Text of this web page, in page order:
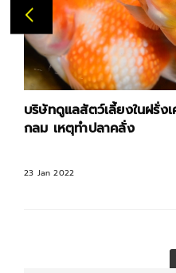
บริษัทดูแลสัตว์เลี้ยงในฝรั่ง
กลม เหตุทำปลาคลั่ง
23 Jan 2022